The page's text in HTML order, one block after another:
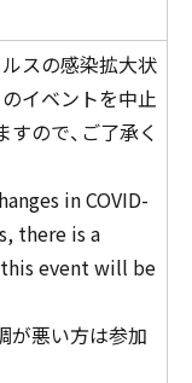
ルスの感染拡大状
イベントを中止
ので、 ご了承く
in COVID-
there is a
event will be
が悪い方は参加